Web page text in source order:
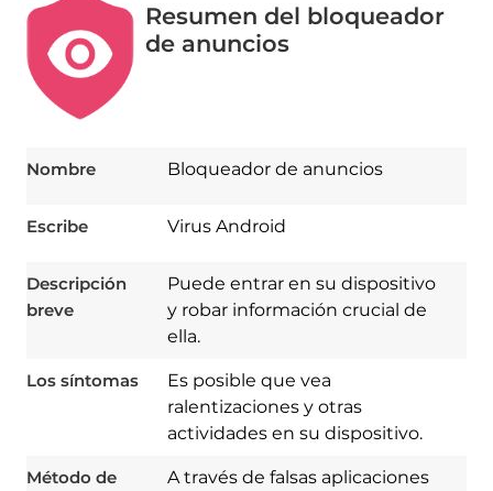
Resumen del bloqueador
de anuncios
Nombre Bloqueador de anuncios
Escribe Virus Android
Descripción
breve
Puede entrar en su dispositivo
y robar información crucial de
ella.
Los síntomas
Es posible que vea
ralentizaciones y otras
actividades en su dispositivo.
Método de
A través de falsas aplicaciones